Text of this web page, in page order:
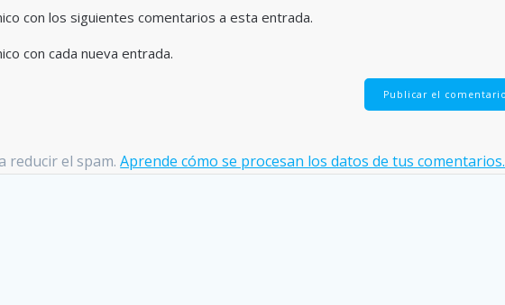
con los siguientes comentarios a esta entrada.
con cada nueva entrada.
reducir el spam.Aprende cómo se procesan los datos de tus comentarios.